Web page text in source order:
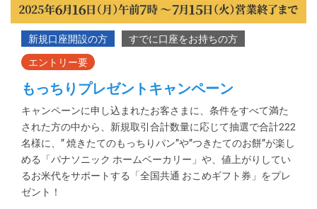
もっちりプレゼントキャンペーン
キャンペーンに申し込まれたお客さまに、条件をすべて満た
された方の中から、新規取引合計数量に応じて抽選で合計222
名様に、” 焼きたてのもっちりパン”や”つきたてのお餅”が楽し
める「パナソニック ホームベーカリー」や、値上がりしてい
るお米代をサポートする「全国共通 おこめギフト券」をプレ
ゼント！